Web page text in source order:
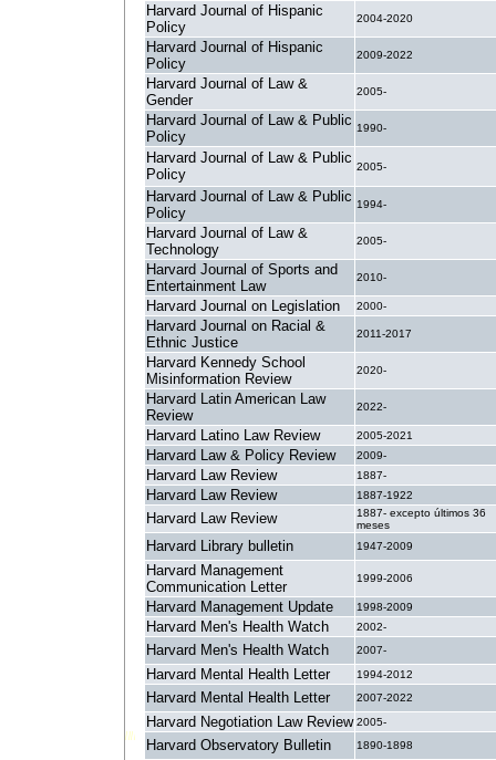
Harvard Journal of Hispanic
Policy
2004-2020
Harvard Journal of Hispanic
Policy
2009-2022
Harvard Journal of Law &
Gender
2005-
Harvard Journal of Law & Public
Policy
1990-
Harvard Journal of Law & Public
Policy
2005-
Harvard Journal of Law & Public
Policy
1994-
Harvard Journal of Law &
Technology
2005-
Harvard Journal of Sports and
Entertainment Law
2010-
Harvard Journal on Legislation 2000-
Harvard Journal on Racial &
Ethnic Justice
2011-2017
Harvard Kennedy School
Misinformation Review
2020-
Harvard Latin American Law
Review
2022-
Harvard Latino Law Review 2005-2021
Harvard Law & Policy Review 2009-
Harvard Law Review 1887-
Harvard Law Review 1887-1922
Harvard Law Review
1887- excepto últimos 36
meses
Harvard Library bulletin 1947-2009
Harvard Management
Communication Letter
1999-2006
Harvard Management Update 1998-2009
Harvard Men's Health Watch 2002-
Harvard Men's Health Watch 2007-
Harvard Mental Health Letter 1994-2012
Harvard Mental Health Letter 2007-2022
Harvard Negotiation Law Review 2005-
Harvard Observatory Bulletin 1890-1898